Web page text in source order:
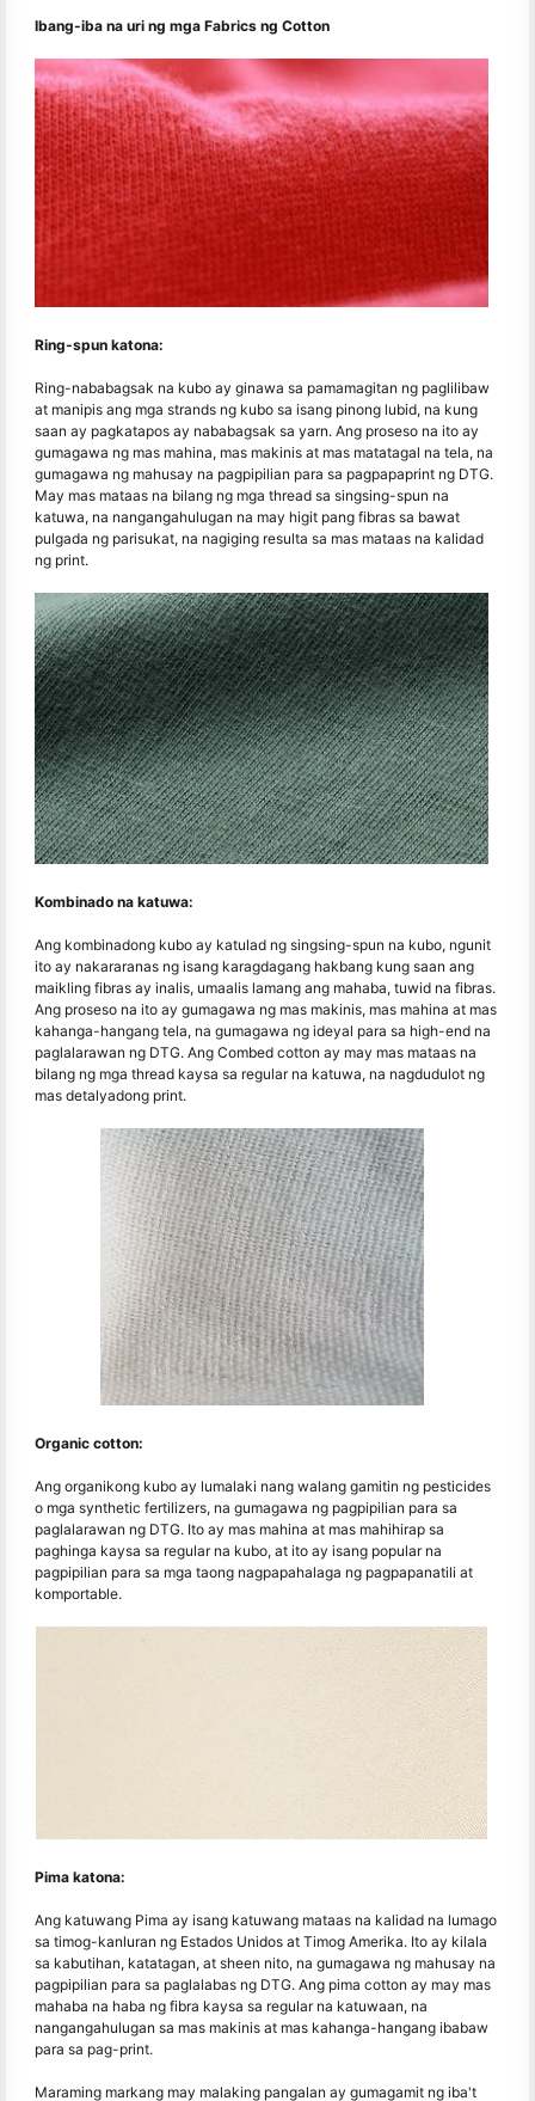
Ibang-iba na uri ng mga Fabrics ng Cotton
Ring-spun katona:
Ring-nababagsak na kubo ay ginawa sa pamamagitan ng paglilibaw
at manipis ang mga strands ng kubo sa isang pinong lubid, na kung
saan ay pagkatapos ay nababagsak sa yarn. Ang proseso na ito ay
gumagawa ng mas mahina, mas makinis at mas matatagal na tela, na
gumagawa ng mahusay na pagpipilian para sa pagpapaprint ng DTG.
May mas mataas na bilang ng mga thread sa singsing-spun na
katuwa, na nangangahulugan na may higit pang fibras sa bawat
pulgada ng parisukat, na nagiging resulta sa mas mataas na kalidad
ng print.
Kombinado na katuwa:
Ang kombinadong kubo ay katulad ng singsing-spun na kubo, ngunit
ito ay nakararanas ng isang karagdagang hakbang kung saan ang
maikling fibras ay inalis, umaalis lamang ang mahaba, tuwid na fibras.
Ang proseso na ito ay gumagawa ng mas makinis, mas mahina at mas
kahanga-hangang tela, na gumagawa ng ideyal para sa high-end na
paglalarawan ng DTG. Ang Combed cotton ay may mas mataas na
bilang ng mga thread kaysa sa regular na katuwa, na nagdudulot ng
mas detalyadong print.
Organic cotton:
Ang organikong kubo ay lumalaki nang walang gamitin ng pesticides
o mga synthetic fertilizers, na gumagawa ng pagpipilian para sa
paglalarawan ng DTG. Ito ay mas mahina at mas mahihirap sa
paghinga kaysa sa regular na kubo, at ito ay isang popular na
pagpipilian para sa mga taong nagpapahalaga ng pagpapanatili at
komportable.
Pima katona:
Ang katuwang Pima ay isang katuwang mataas na kalidad na lumago
sa timog-kanluran ng Estados Unidos at Timog Amerika. Ito ay kilala
sa kabutihan, katatagan, at sheen nito, na gumagawa ng mahusay na
pagpipilian para sa paglalabas ng DTG. Ang pima cotton ay may mas
mahaba na haba ng fibra kaysa sa regular na katuwaan, na
nangangahulugan sa mas makinis at mas kahanga-hangang ibabaw
para sa pag-print.
Maraming markang may malaking pangalan ay gumagamit ng iba't